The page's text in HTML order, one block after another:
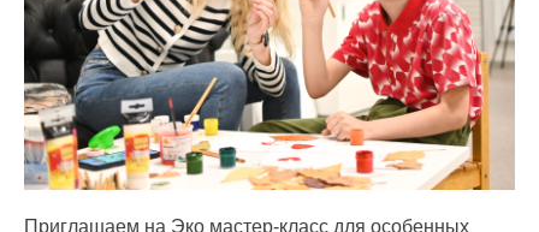
Приглашаем на Эко мастер-класс для особенных